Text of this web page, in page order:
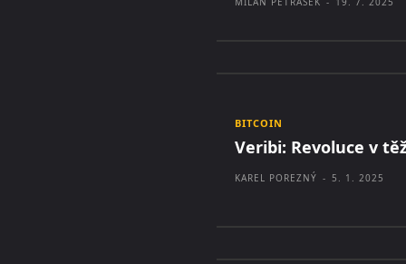
BITCOIN
Veribi: Revoluce v
KAREL POREZNÝ - 5. 1. 2025